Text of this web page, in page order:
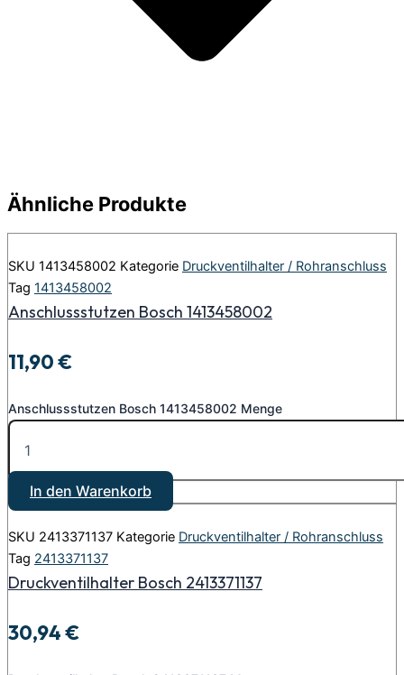
Ähnliche Produkte
SKU 1413458002 Kategorie Druckventilhalter / Rohranschluss
Tag 1413458002
Anschlussstutzen Bosch 1413458002
11,90€
Anschlussstutzen Bosch 1413458002 Menge
In den Warenkorb
SKU 2413371137 Kategorie Druckventilhalter / Rohranschluss
Tag 2413371137
Druckventilhalter Bosch 2413371137
30,94€